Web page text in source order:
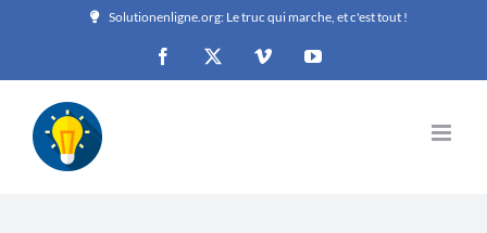
Solutionenligne.org: Le truc qui marche, et c'est tout !
Facebook Vimeo YouTube